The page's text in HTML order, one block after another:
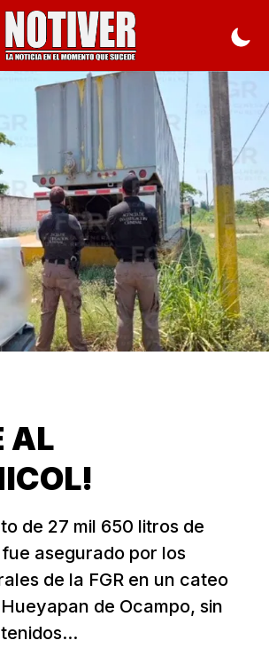
AL
de 27 mil 650 litros de
asegurado por los
de la FGR en un cateo
de Ocampo, sin